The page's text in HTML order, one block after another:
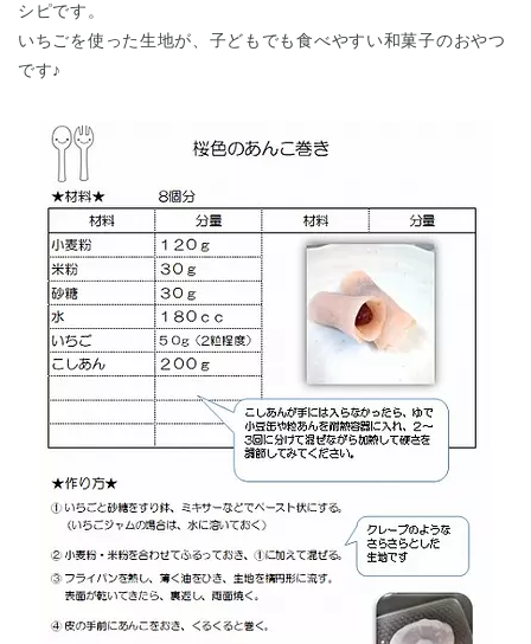
シピです。
いちごを使った生地が、子どもでも食べやすい和菓子のおやつ
です♪